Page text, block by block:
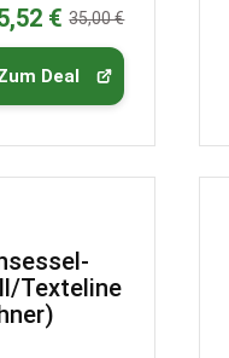
€ 35,00 €
Deal
Texteline